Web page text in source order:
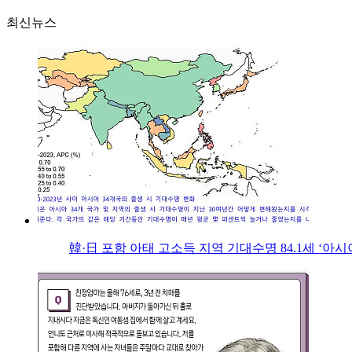
최신뉴스
韓·日 포함 아태 고소득 지역 기대수명 84.1세 ‘아시